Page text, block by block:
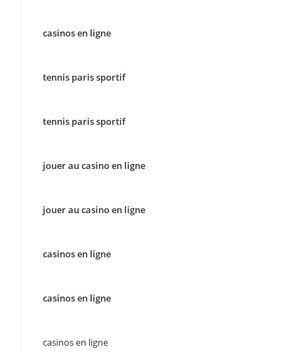
casinos en ligne
tennis paris sportif
tennis paris sportif
jouer au casino en ligne
jouer au casino en ligne
casinos en ligne
casinos en ligne
casinos en ligne